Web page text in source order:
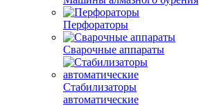
Перфораторы
Сварочные аппараты
Стабилизаторы
автоматические